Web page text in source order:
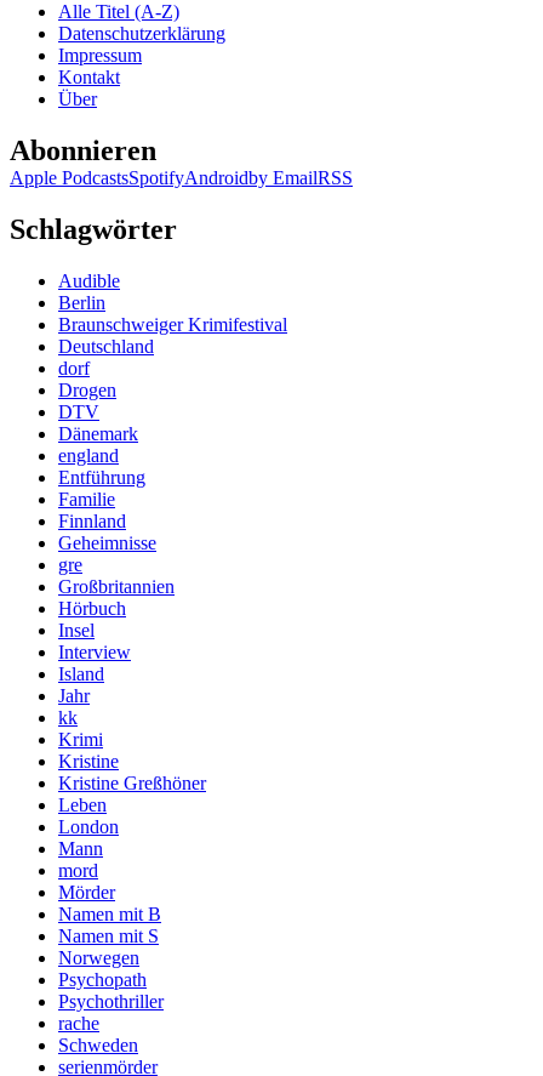
Alle Titel (A-Z)
Datenschutzerklärung
Impressum
Kontakt
Über
Abonnieren
Apple PodcastsSpotifyAndroidby EmailRSS
Schlagwörter
Audible
Berlin
Braunschweiger Krimifestival
Deutschland
dorf
Drogen
DTV
Dänemark
england
Entführung
Familie
Finnland
Geheimnisse
gre
Großbritannien
Hörbuch
Insel
Interview
Island
Jahr
kk
Krimi
Kristine
Kristine Greßhöner
Leben
London
Mann
mord
Mörder
Namen mit B
Namen mit S
Norwegen
Psychopath
Psychothriller
rache
Schweden
serienmörder